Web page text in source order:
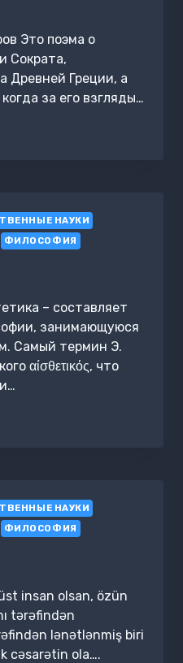
Это поэма о
Сократа,
Древней Греции, а
за его взгляды…
НАУКИ
ФИЛОСОФИЯ
– составляет
занимающуюся
Самый термин Э.
αίσθετικός, что
НАУКИ
ФИЛОСОФИЯ
insan olsan, özün
tərəfindən
lənətlənmiş biri
cəsarətin ola….